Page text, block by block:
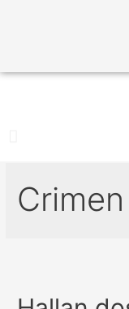
Crimen